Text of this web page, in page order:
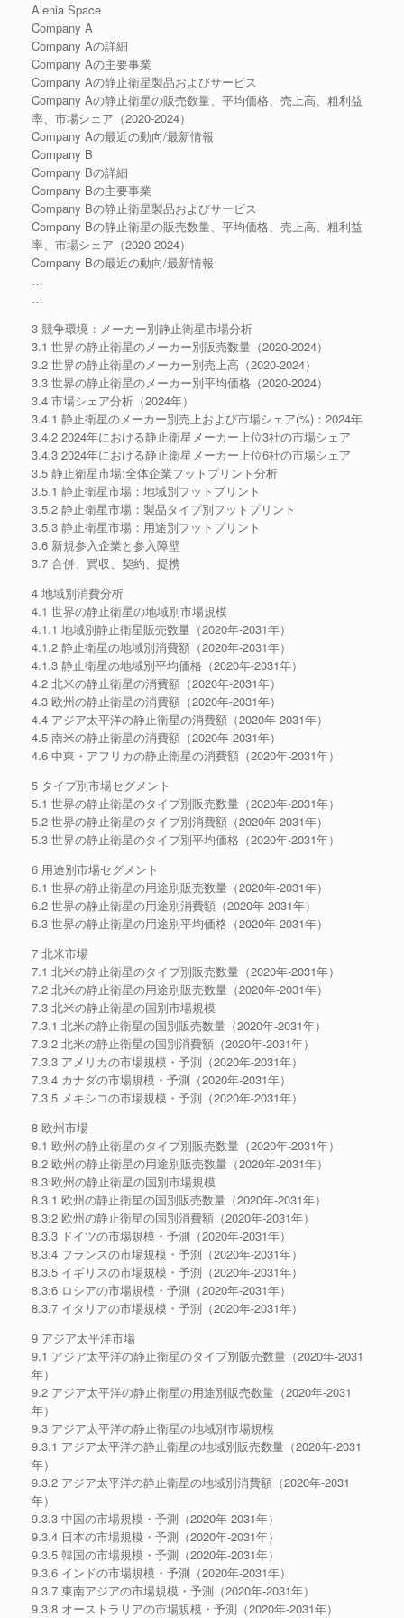
Alenia Space
Company A
Company Aの詳細
Company Aの主要事業
Company Aの静止衛星製品およびサービス
Company Aの静止衛星の販売数量、平均価格、売上高、粗利益
率、市場シェア（2020-2024）
Company Aの最近の動向/最新情報
Company B
Company Bの詳細
Company Bの主要事業
Company Bの静止衛星製品およびサービス
Company Bの静止衛星の販売数量、平均価格、売上高、粗利益
率、市場シェア（2020-2024）
Company Bの最近の動向/最新情報
…
…
3 競争環境：メーカー別静止衛星市場分析
3.1 世界の静止衛星のメーカー別販売数量（2020-2024）
3.2 世界の静止衛星のメーカー別売上高（2020-2024）
3.3 世界の静止衛星のメーカー別平均価格（2020-2024）
3.4 市場シェア分析（2024年）
3.4.1 静止衛星のメーカー別売上および市場シェア(%)：2024年
3.4.2 2024年における静止衛星メーカー上位3社の市場シェア
3.4.3 2024年における静止衛星メーカー上位6社の市場シェア
3.5 静止衛星市場:全体企業フットプリント分析
3.5.1 静止衛星市場：地域別フットプリント
3.5.2 静止衛星市場：製品タイプ別フットプリント
3.5.3 静止衛星市場：用途別フットプリント
3.6 新規参入企業と参入障壁
3.7 合併、買収、契約、提携
4 地域別消費分析
4.1 世界の静止衛星の地域別市場規模
4.1.1 地域別静止衛星販売数量（2020年-2031年）
4.1.2 静止衛星の地域別消費額（2020年-2031年）
4.1.3 静止衛星の地域別平均価格（2020年-2031年）
4.2 北米の静止衛星の消費額（2020年-2031年）
4.3 欧州の静止衛星の消費額（2020年-2031年）
4.4 アジア太平洋の静止衛星の消費額（2020年-2031年）
4.5 南米の静止衛星の消費額（2020年-2031年）
4.6 中東・アフリカの静止衛星の消費額（2020年-2031年）
5 タイプ別市場セグメント
5.1 世界の静止衛星のタイプ別販売数量（2020年-2031年）
5.2 世界の静止衛星のタイプ別消費額（2020年-2031年）
5.3 世界の静止衛星のタイプ別平均価格（2020年-2031年）
6 用途別市場セグメント
6.1 世界の静止衛星の用途別販売数量（2020年-2031年）
6.2 世界の静止衛星の用途別消費額（2020年-2031年）
6.3 世界の静止衛星の用途別平均価格（2020年-2031年）
7 北米市場
7.1 北米の静止衛星のタイプ別販売数量（2020年-2031年）
7.2 北米の静止衛星の用途別販売数量（2020年-2031年）
7.3 北米の静止衛星の国別市場規模
7.3.1 北米の静止衛星の国別販売数量（2020年-2031年）
7.3.2 北米の静止衛星の国別消費額（2020年-2031年）
7.3.3 アメリカの市場規模・予測（2020年-2031年）
7.3.4 カナダの市場規模・予測（2020年-2031年）
7.3.5 メキシコの市場規模・予測（2020年-2031年）
8 欧州市場
8.1 欧州の静止衛星のタイプ別販売数量（2020年-2031年）
8.2 欧州の静止衛星の用途別販売数量（2020年-2031年）
8.3 欧州の静止衛星の国別市場規模
8.3.1 欧州の静止衛星の国別販売数量（2020年-2031年）
8.3.2 欧州の静止衛星の国別消費額（2020年-2031年）
8.3.3 ドイツの市場規模・予測（2020年-2031年）
8.3.4 フランスの市場規模・予測（2020年-2031年）
8.3.5 イギリスの市場規模・予測（2020年-2031年）
8.3.6 ロシアの市場規模・予測（2020年-2031年）
8.3.7 イタリアの市場規模・予測（2020年-2031年）
9 アジア太平洋市場
9.1 アジア太平洋の静止衛星のタイプ別販売数量（2020年-2031
年）
9.2 アジア太平洋の静止衛星の用途別販売数量（2020年-2031
年）
9.3 アジア太平洋の静止衛星の地域別市場規模
9.3.1 アジア太平洋の静止衛星の地域別販売数量（2020年-2031
年）
9.3.2 アジア太平洋の静止衛星の地域別消費額（2020年-2031
年）
9.3.3 中国の市場規模・予測（2020年-2031年）
9.3.4 日本の市場規模・予測（2020年-2031年）
9.3.5 韓国の市場規模・予測（2020年-2031年）
9.3.6 インドの市場規模・予測（2020年-2031年）
9.3.7 東南アジアの市場規模・予測（2020年-2031年）
9.3.8 オーストラリアの市場規模・予測（2020年-2031年）